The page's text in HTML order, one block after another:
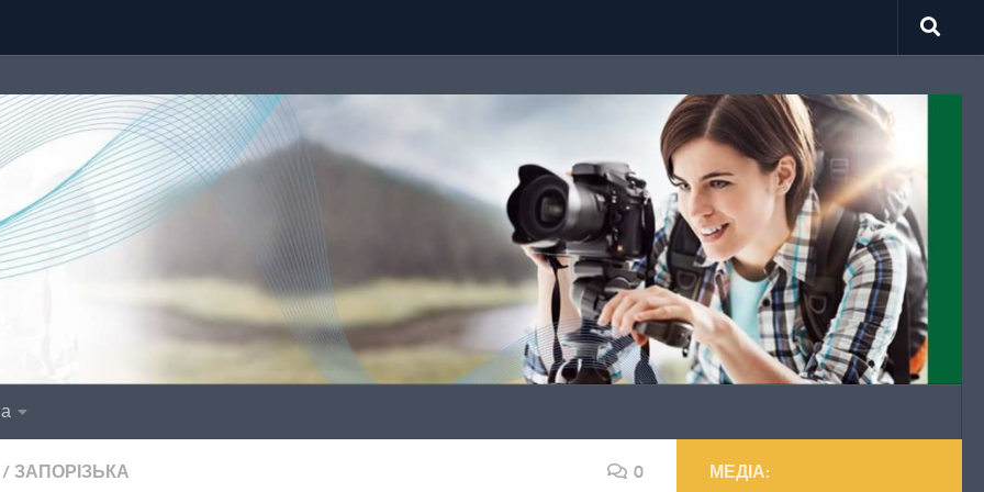
/ ЗАПОРІЗЬКА 0 МЕДІА: